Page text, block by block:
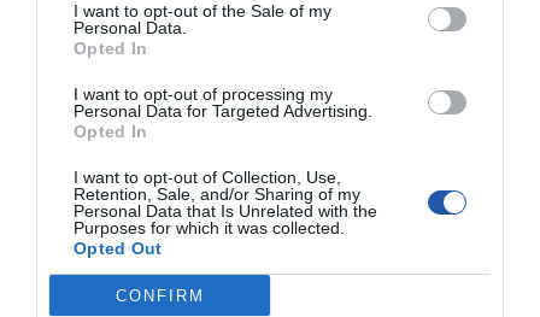
I want to opt-out of the Sale of my
Personal Data.
Opted In
I want to opt-out of processing my
Personal Data for Targeted Advertising.
Opted In
I want to opt-out of Collection, Use,
Retention, Sale, and/or Sharing of my
Personal Data that Is Unrelated with the
Purposes for which it was collected.
Opted Out
CONFIRM
projekcji (max)
Zoom
ustawianie
ostrości
przekątna
obrazu
Maksymalna
przekątna
obrazu
300 ''
1.3 m